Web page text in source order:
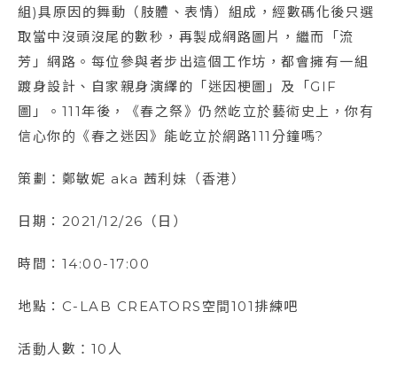
組)具原因的舞動（肢體、表情）組成，經數碼化後只選
取當中沒頭沒尾的數秒，再製成網路圖片，繼而「流
芳」網路。每位參與者步出這個工作坊，都會擁有一組
踱身設計、自家親身演繹的「迷因梗圖」及「GIF
圖」。111年後，《春之祭》仍然屹立於藝術史上，你有
信心你的《春之迷因》能屹立於網路111分鐘嗎?
策劃：鄭敏妮 aka 茜利妹（⾹港）
日期：2021/12/26（日）
時間：14:00-17:00
地點：C-LAB CREATORS空間101排練吧
活動人數：10人